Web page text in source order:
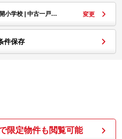
小学校 | 中古一戸… 変更
件保存
限定物件も閲覧可能